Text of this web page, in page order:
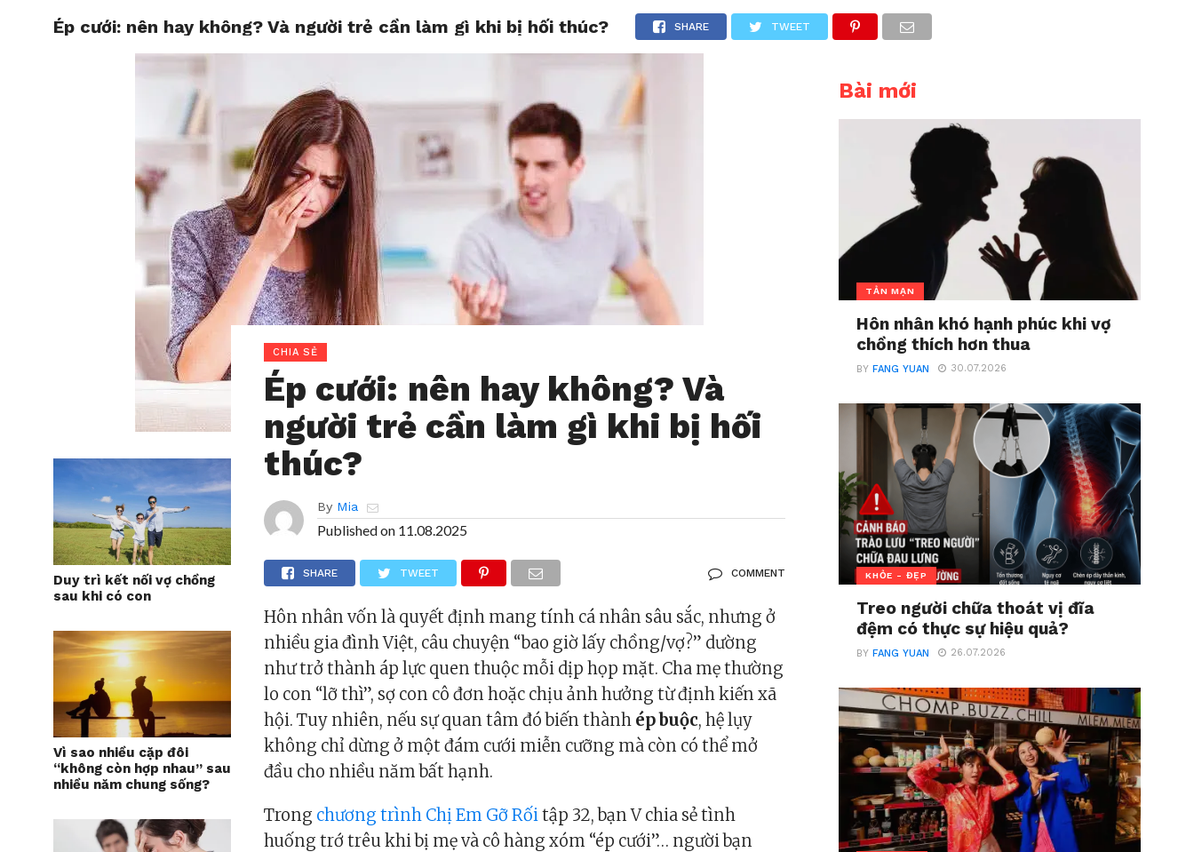
HOME CHIA SẺ LƯỢM LẶT TẢN MẠN THƯ GIÃN
Ép cưới: nên hay không? Và người trẻ cần làm gì khi bị hối thúc? SHARE TWEET
Duy trì kết nối vợ chồng
sau khi có con
Vì sao nhiều cặp đôi
“không còn hợp nhau” sau
nhiều năm chung sống?
CHIA SẺ
Ép cưới: nên hay không? Và
người trẻ cần làm gì khi bị hối
thúc?
By Mia
Published on 11.08.2025
SHARE TWEET COMMENT
Hôn nhân vốn là quyết định mang tính cá nhân sâu sắc, nhưng ở
nhiều gia đình Việt, câu chuyện “bao giờ lấy chồng/vợ?” dường
như trở thành áp lực quen thuộc mỗi dịp họp mặt. Cha mẹ thường
lo con “lỡ thì”, sợ con cô đơn hoặc chịu ảnh hưởng từ định kiến xã
hội. Tuy nhiên, nếu sự quan tâm đó biến thành ép buộc, hệ lụy
không chỉ dừng ở một đám cưới miễn cưỡng mà còn có thể mở
đầu cho nhiều năm bất hạnh.
Trong chương trình Chị Em Gỡ Rốitập 32, bạn V chia sẻ tình
huống trớ trêu khi bị mẹ và cô hàng xóm “ép cưới”… người bạn
Bài mới
TẢN MẠN
Hôn nhân khó hạnh phúc khi vợ
chồng thích hơn thua
BYFANG YUAN 30.07.2026
KHỎE - ĐẸP
Treo người chữa thoát vị đĩa
đệm có thực sự hiệu quả?
BYFANG YUAN 26.07.2026